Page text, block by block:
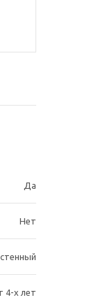
Да
Нет
4-х лет